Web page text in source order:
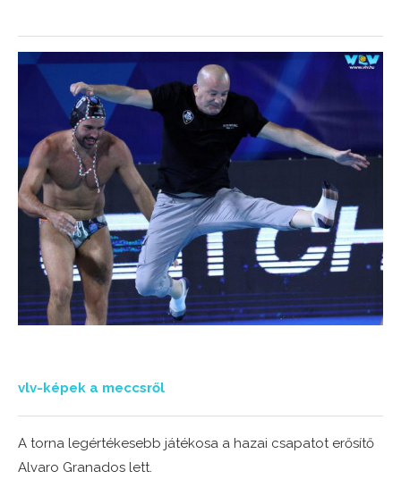
vlv-képek a meccsről
A torna legértékesebb játékosa a hazai csapatot erősítő
Alvaro Granados lett.